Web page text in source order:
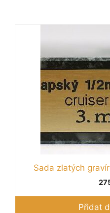
Sada zlatých
Přidat